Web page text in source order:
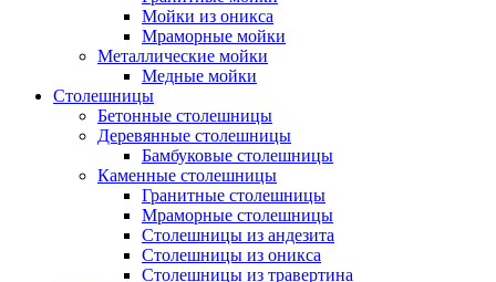
Мойки из оникса
Мраморные мойки
Металлические мойки
Медные мойки
Столешницы
Бетонные столешницы
Деревянные столешницы
Бамбуковые столешницы
Каменные столешницы
Гранитные столешницы
Мраморные столешницы
Столешницы из андезита
Столешницы из оникса
Столешницы из травертина